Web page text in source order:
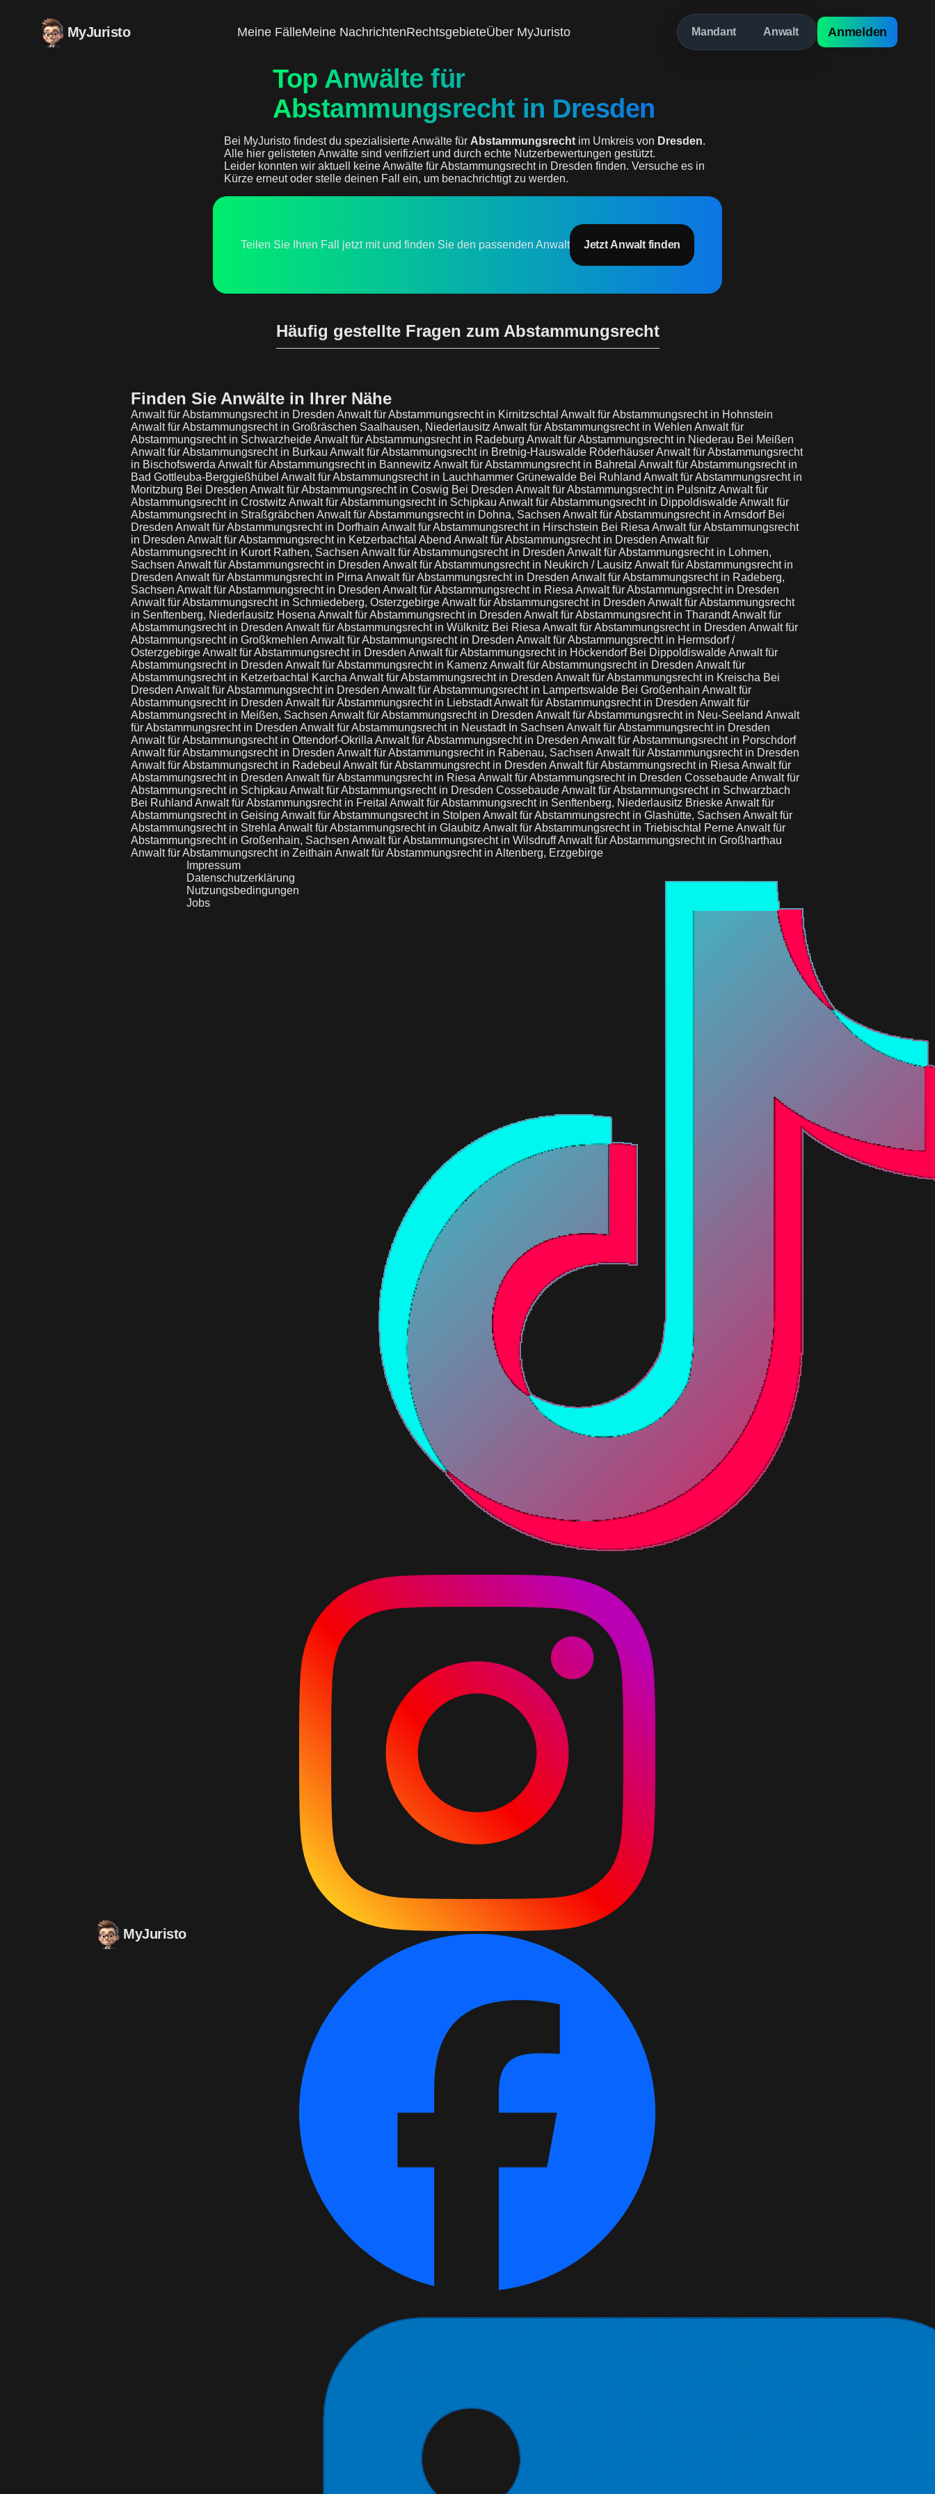
MyJuristo Meine FälleMeine NachrichtenRechtsgebieteÜber MyJuristo Mandant Anwalt Anmelden
Top Anwälte für
Abstammungsrecht in Dresden
Bei MyJuristo findest du spezialisierte Anwälte für Abstammungsrecht im Umkreis von Dresden.
Alle hier gelisteten Anwälte sind verifiziert und durch echte Nutzerbewertungen gestützt.
Leider konnten wir aktuell keine Anwälte für Abstammungsrecht in Dresden finden. Versuche es in
Kürze erneut oder stelle deinen Fall ein, um benachrichtigt zu werden.
Teilen Sie Ihren Fall jetzt mit und finden Sie den passenden Anwalt Jetzt Anwalt finden
Häufig gestellte Fragen zum Abstammungsrecht
Finden Sie Anwälte in Ihrer Nähe
Anwalt für Abstammungsrecht in Dresden Anwalt für Abstammungsrecht in Kirnitzschtal Anwalt für Abstammungsrecht in Hohnstein
Anwalt für Abstammungsrecht in Großräschen Saalhausen, Niederlausitz Anwalt für Abstammungsrecht in Wehlen Anwalt für
Abstammungsrecht in SchwarzheideAnwalt für Abstammungsrecht in Radeburg Anwalt für Abstammungsrecht in Niederau Bei Meißen
Anwalt für Abstammungsrecht in Burkau Anwalt für Abstammungsrecht in Bretnig-Hauswalde RöderhäuserAnwalt für Abstammungsrecht
in Bischofswerda Anwalt für Abstammungsrecht in Bannewitz Anwalt für Abstammungsrecht in Bahretal Anwalt für Abstammungsrecht in
Bad Gottleuba-Berggießhübel Anwalt für Abstammungsrecht in Lauchhammer Grünewalde Bei Ruhland Anwalt für Abstammungsrecht in
Moritzburg Bei Dresden Anwalt für Abstammungsrecht in Coswig Bei Dresden Anwalt für Abstammungsrecht in Pulsnitz Anwalt für
Abstammungsrecht in Crostwitz Anwalt für Abstammungsrecht in Schipkau Anwalt für Abstammungsrecht in DippoldiswaldeAnwalt für
Abstammungsrecht in Straßgräbchen Anwalt für Abstammungsrecht in Dohna, Sachsen Anwalt für Abstammungsrecht in Arnsdorf Bei
Dresden Anwalt für Abstammungsrecht in Dorfhain Anwalt für Abstammungsrecht in Hirschstein Bei Riesa Anwalt für Abstammungsrecht
in Dresden Anwalt für Abstammungsrecht in Ketzerbachtal Abend Anwalt für Abstammungsrecht in Dresden Anwalt für
Abstammungsrecht in Kurort Rathen, Sachsen Anwalt für Abstammungsrecht in Dresden Anwalt für Abstammungsrecht in Lohmen,
Sachsen Anwalt für Abstammungsrecht in Dresden Anwalt für Abstammungsrecht in Neukirch / Lausitz Anwalt für Abstammungsrecht in
Dresden Anwalt für Abstammungsrecht in Pirna Anwalt für Abstammungsrecht in Dresden Anwalt für Abstammungsrecht in Radeberg,
Sachsen Anwalt für Abstammungsrecht in Dresden Anwalt für Abstammungsrecht in Riesa Anwalt für Abstammungsrecht in Dresden
Anwalt für Abstammungsrecht in Schmiedeberg, OsterzgebirgeAnwalt für Abstammungsrecht in Dresden Anwalt für Abstammungsrecht
in Senftenberg, Niederlausitz Hosena Anwalt für Abstammungsrecht in Dresden Anwalt für Abstammungsrecht in TharandtAnwalt für
Abstammungsrecht in Dresden Anwalt für Abstammungsrecht in Wülknitz Bei Riesa Anwalt für Abstammungsrecht in Dresden Anwalt für
Abstammungsrecht in Großkmehlen Anwalt für Abstammungsrecht in Dresden Anwalt für Abstammungsrecht in Hermsdorf /
OsterzgebirgeAnwalt für Abstammungsrecht in Dresden Anwalt für Abstammungsrecht in Höckendorf Bei DippoldiswaldeAnwalt für
Abstammungsrecht in Dresden Anwalt für Abstammungsrecht in Kamenz Anwalt für Abstammungsrecht in Dresden Anwalt für
Abstammungsrecht in Ketzerbachtal Karcha Anwalt für Abstammungsrecht in Dresden Anwalt für Abstammungsrecht in Kreischa Bei
Dresden Anwalt für Abstammungsrecht in Dresden Anwalt für Abstammungsrecht in Lampertswalde Bei Großenhain Anwalt für
Abstammungsrecht in Dresden Anwalt für Abstammungsrecht in LiebstadtAnwalt für Abstammungsrecht in Dresden Anwalt für
Abstammungsrecht in Meißen, Sachsen Anwalt für Abstammungsrecht in Dresden Anwalt für Abstammungsrecht in Neu-Seeland Anwalt
für Abstammungsrecht in Dresden Anwalt für Abstammungsrecht in Neustadt In Sachsen Anwalt für Abstammungsrecht in Dresden
Anwalt für Abstammungsrecht in Ottendorf-Okrilla Anwalt für Abstammungsrecht in Dresden Anwalt für Abstammungsrecht in Porschdorf
Anwalt für Abstammungsrecht in Dresden Anwalt für Abstammungsrecht in Rabenau, Sachsen Anwalt für Abstammungsrecht in Dresden
Anwalt für Abstammungsrecht in Radebeul Anwalt für Abstammungsrecht in Dresden Anwalt für Abstammungsrecht in Riesa Anwalt für
Abstammungsrecht in Dresden Anwalt für Abstammungsrecht in Riesa Anwalt für Abstammungsrecht in Dresden CossebaudeAnwalt für
Abstammungsrecht in Schipkau Anwalt für Abstammungsrecht in Dresden CossebaudeAnwalt für Abstammungsrecht in Schwarzbach
Bei Ruhland Anwalt für Abstammungsrecht in Freital Anwalt für Abstammungsrecht in Senftenberg, Niederlausitz BrieskeAnwalt für
Abstammungsrecht in Geising Anwalt für Abstammungsrecht in Stolpen Anwalt für Abstammungsrecht in Glashütte, Sachsen Anwalt für
Abstammungsrecht in Strehla Anwalt für Abstammungsrecht in Glaubitz Anwalt für Abstammungsrecht in Triebischtal PerneAnwalt für
Abstammungsrecht in Großenhain, Sachsen Anwalt für Abstammungsrecht in WilsdruffAnwalt für Abstammungsrecht in Großharthau
Anwalt für Abstammungsrecht in Zeithain Anwalt für Abstammungsrecht in Altenberg, Erzgebirge
MyJuristo
Impressum
Datenschutzerklärung
Nutzungsbedingungen
Jobs